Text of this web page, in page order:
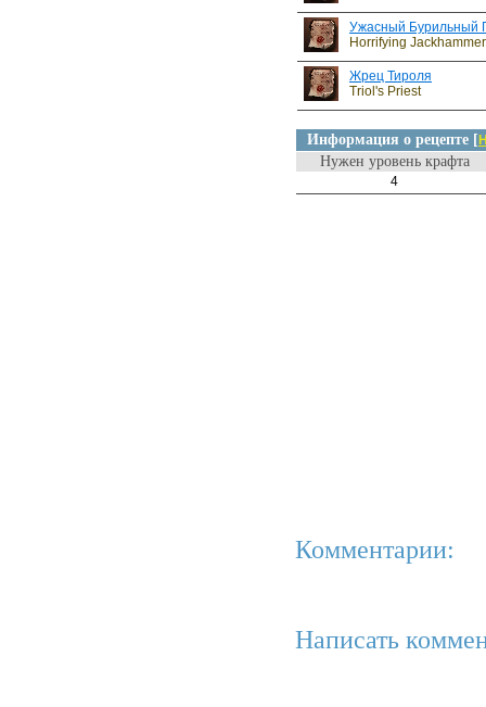
Ужасный Бурильный
Horrifying
Жрец Тироля
Triol's Priest
Информация о рецепте [
Нужен уровень крафта
4
Комментарии:
Написать